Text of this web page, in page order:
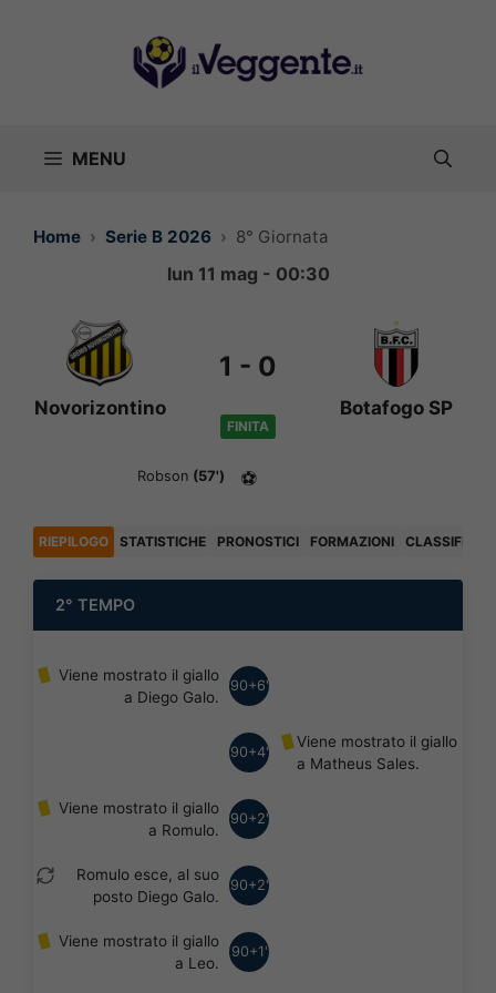
MENU
Home Serie B 2026 8° Giornata
lun 11 mag - 00:30
Novorizontino
1 - 0
FINITA
Botafogo SP
Robson (57') ⚽
RIEPILOGO STATISTICHE PRONOSTICI FORMAZIONI CLASSIFICA
2° TEMPO
90+6'
Viene mostrato il giallo
a Diego Galo.
90+4'
Viene mostrato il giallo
a Matheus Sales.
90+2'
Viene mostrato il giallo
a Romulo.
90+2'
Romulo esce, al suo
posto Diego Galo.
90+1'
Viene mostrato il giallo
a Leo.